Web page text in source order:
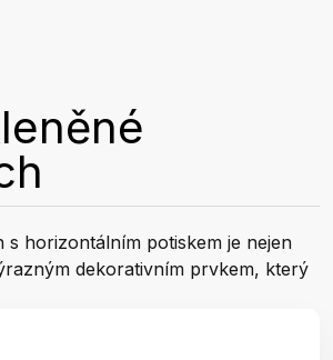
horizontálním potiskem je nejen
dekorativním prvkem, který